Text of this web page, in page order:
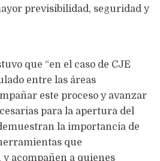
previsibilidad, seguridad y
que “en el caso de CJE
entre las áreas
este proceso y avanzar
para la apertura del
la importancia de
que
acompañen a quienes